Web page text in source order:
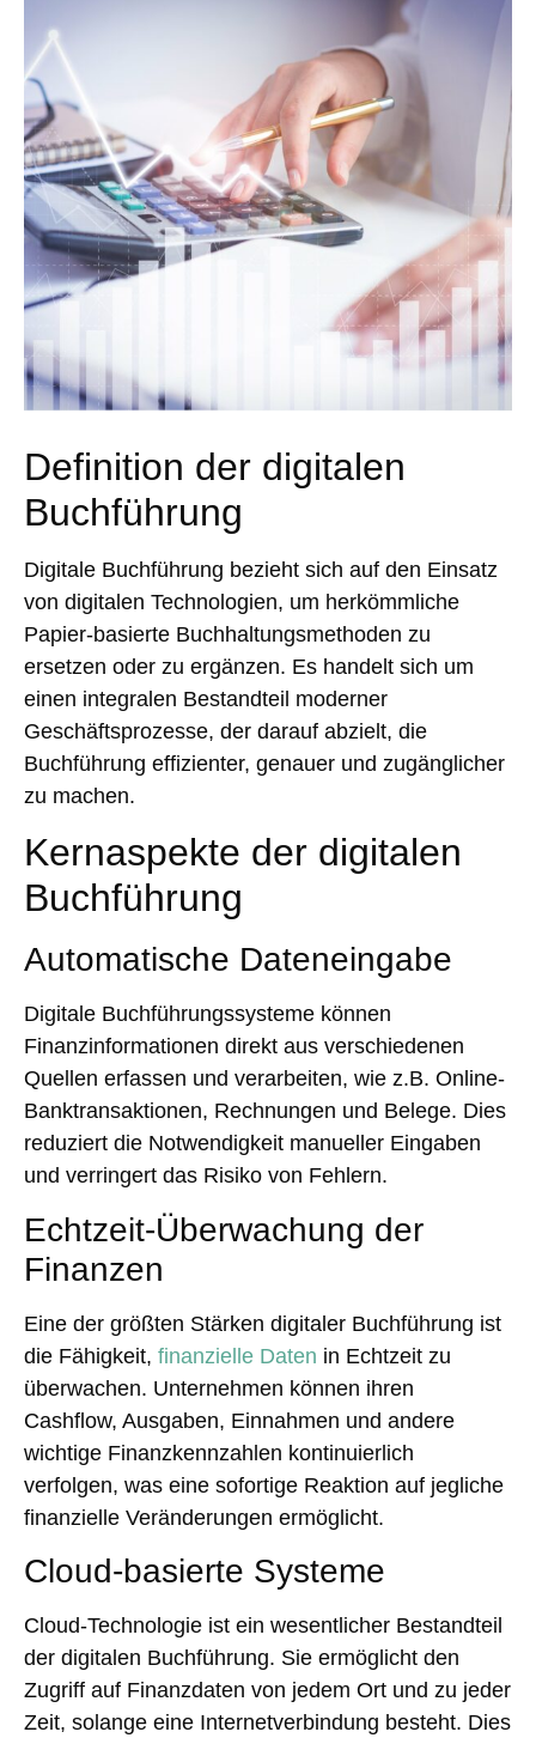
Definition der digitalen
Buchführung
Digitale Buchführung bezieht sich auf den Einsatz
von digitalen Technologien, um herkömmliche
Papier-basierte Buchhaltungsmethoden zu
ersetzen oder zu ergänzen. Es handelt sich um
einen integralen Bestandteil moderner
Geschäftsprozesse, der darauf abzielt, die
Buchführung effizienter, genauer und zugänglicher
zu machen.
Kernaspekte der digitalen
Buchführung
Automatische Dateneingabe
Digitale Buchführungssysteme können
Finanzinformationen direkt aus verschiedenen
Quellen erfassen und verarbeiten, wie z.B. Online-
Banktransaktionen, Rechnungen und Belege. Dies
reduziert die Notwendigkeit manueller Eingaben
und verringert das Risiko von Fehlern.
Echtzeit-Überwachung der
Finanzen
Eine der größten Stärken digitaler Buchführung ist
die Fähigkeit, finanzielle Daten in Echtzeit zu
überwachen. Unternehmen können ihren
Cashflow, Ausgaben, Einnahmen und andere
wichtige Finanzkennzahlen kontinuierlich
verfolgen, was eine sofortige Reaktion auf jegliche
finanzielle Veränderungen ermöglicht.
Cloud-basierte Systeme
Cloud-Technologie ist ein wesentlicher Bestandteil
der digitalen Buchführung. Sie ermöglicht den
Zugriff auf Finanzdaten von jedem Ort und zu jeder
Zeit, solange eine Internetverbindung besteht. Dies